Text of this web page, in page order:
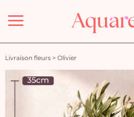
Menu
Livraison fleurs > Olivier